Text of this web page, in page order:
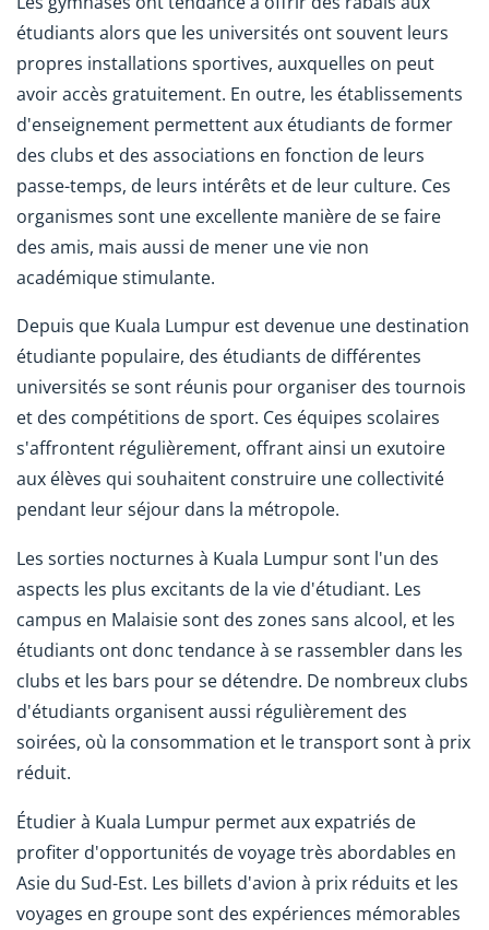
étudiants alors que les universités ont souvent leurs
propres installations sportives, auxquelles on peut
avoir accès gratuitement. En outre, les établissements
d'enseignement permettent aux étudiants de former
des clubs et des associations en fonction de leurs
passe-temps, de leurs intérêts et de leur culture. Ces
organismes sont une excellente manière de se faire
des amis, mais aussi de mener une vie non
académique stimulante.
Depuis que Kuala Lumpur est devenue une destination
étudiante populaire, des étudiants de différentes
universités se sont réunis pour organiser des tournois
et des compétitions de sport. Ces équipes scolaires
s'affrontent régulièrement, offrant ainsi un exutoire
aux élèves qui souhaitent construire une collectivité
pendant leur séjour dans la métropole.
Les sorties nocturnes à Kuala Lumpur sont l'un des
aspects les plus excitants de la vie d'étudiant. Les
campus en Malaisie sont des zones sans alcool, et les
étudiants ont donc tendance à se rassembler dans les
clubs et les bars pour se détendre. De nombreux clubs
d'étudiants organisent aussi régulièrement des
soirées, où la consommation et le transport sont à prix
réduit.
Étudier à Kuala Lumpur permet aux expatriés de
profiter d'opportunités de voyage très abordables en
Asie du Sud-Est. Les billets d'avion à prix réduits et les
voyages en groupe sont des expériences mémorables